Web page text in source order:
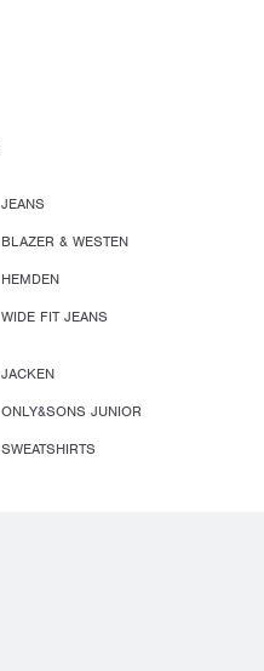
JEANS
BLAZER & WESTEN
HEMDEN
WIDE FIT JEANS
JACKEN
ONLY&SONS JUNIOR
SWEATSHIRTS